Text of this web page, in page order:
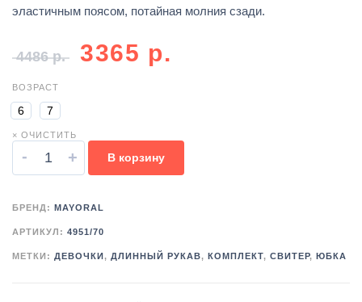
эластичным поясом, потайная молния сзади.
4486р. 3365 р.
ВОЗРАСТ
6 7
× ОЧИСТИТЬ
- + В корзину
БРЕНД: MAYORAL
АРТИКУЛ: 4951/70
МЕТКИ: ДЕВОЧКИ , ДЛИННЫЙ РУКАВ, КОМПЛЕКТ, СВИТЕР, ЮБКА